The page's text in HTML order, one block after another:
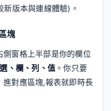
版本與連線體驗)。
塊
窗格上半部是你的欄位
、欄、列、值 。你只要
對應區塊,報表就即時長